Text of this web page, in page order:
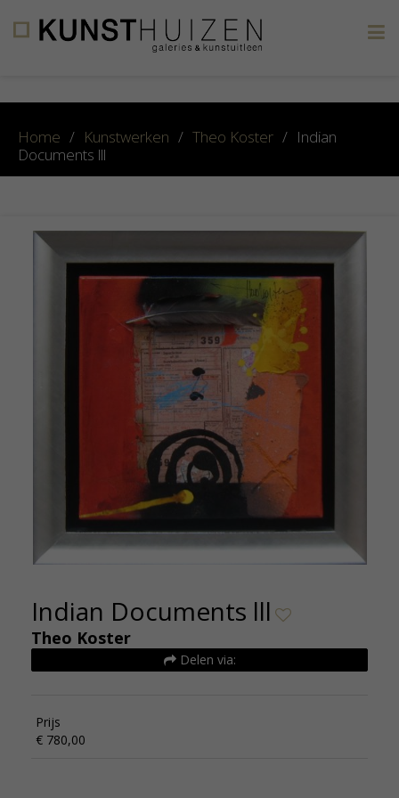
Home / Kunstwerken / Theo Koster / Indian
Documents lll
Indian Documents lll
Theo Koster
Delen via:
Prijs
€ 780,00